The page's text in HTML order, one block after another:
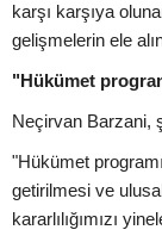
karşı karşıya
gelişmelerin ele
"Hükümet
Neçirvan Barzani,
"Hükümet
getirilmesi ve
kararlılığımızı